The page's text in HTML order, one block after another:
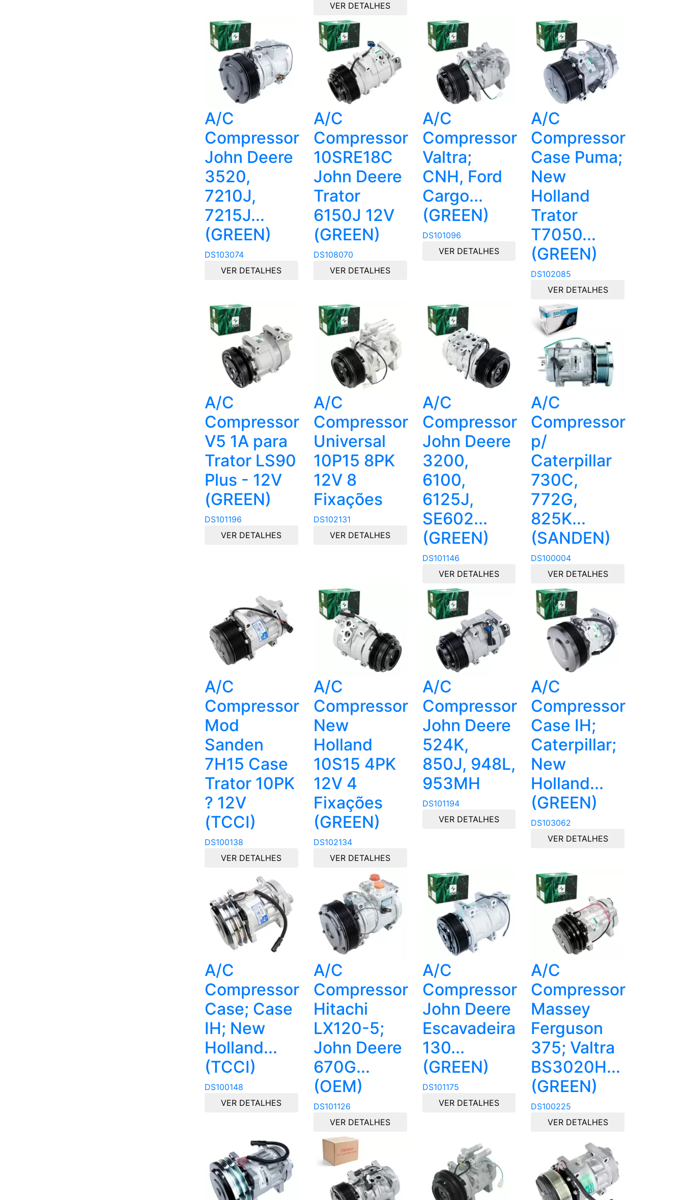
VER DETALHES
A/C
Compressor
John Deere
3520,
7210J,
7215J...
(GREEN)
DS103074
VER DETALHES
A/C
Compressor
10SRE18C
John Deere
Trator
6150J 12V
(GREEN)
DS108070
VER DETALHES
A/C
Compressor
Valtra;
CNH, Ford
Cargo...
(GREEN)
DS101096
VER DETALHES
A/C
Compressor
Case Puma;
New
Holland
Trator
T7050...
(GREEN)
DS102085
VER DETALHES
A/C
Compressor
V5 1A para
Trator LS90
Plus - 12V
(GREEN)
DS101196
VER DETALHES
A/C
Compressor
Universal
10P15 8PK
12V 8
Fixações
DS102131
VER DETALHES
A/C
Compressor
John Deere
3200,
6100,
6125J,
SE602...
(GREEN)
DS101146
VER DETALHES
A/C
Compressor
p/
Caterpillar
730C,
772G,
825K...
(SANDEN)
DS100004
VER DETALHES
A/C
Compressor
Mod
Sanden
7H15 Case
Trator 10PK
? 12V
(TCCI)
DS100138
VER DETALHES
A/C
Compressor
New
Holland
10S15 4PK
12V 4
Fixações
(GREEN)
DS102134
VER DETALHES
A/C
Compressor
John Deere
524K,
850J, 948L,
953MH
DS101194
VER DETALHES
A/C
Compressor
Case IH;
Caterpillar;
New
Holland...
(GREEN)
DS103062
VER DETALHES
A/C
Compressor
Case; Case
IH; New
Holland...
(TCCI)
DS100148
VER DETALHES
A/C
Compressor
Hitachi
LX120-5;
John Deere
670G...
(OEM)
DS101126
VER DETALHES
A/C
Compressor
John Deere
Escavadeira
130...
(GREEN)
DS101175
VER DETALHES
A/C
Compressor
Massey
Ferguson
375; Valtra
BS3020H...
(GREEN)
DS100225
VER DETALHES